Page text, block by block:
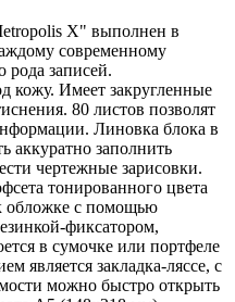
X" выполнен в
современному
рода записей.
кожу. Имеет закругленные
80 листов позволят
Линовка блока в
аккуратно заполнить
чертежные зарисовки.
тонированного цвета
обложке с помощью
фиксатором,
в сумочке или портфеле
является закладка-ляссе, с
можно быстро открыть